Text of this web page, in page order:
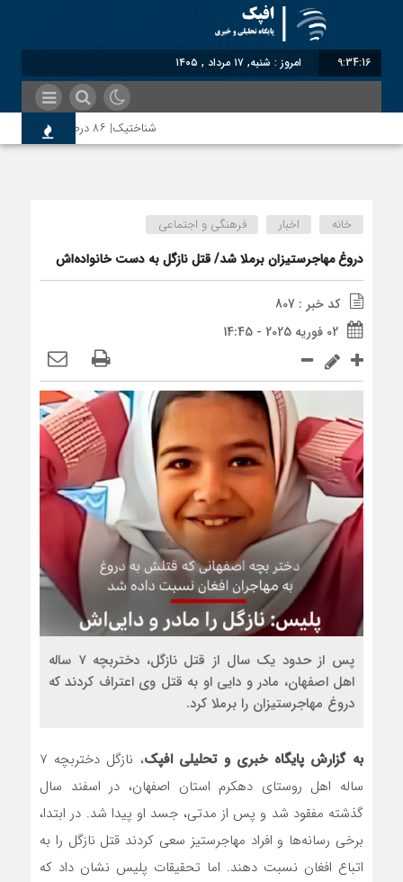
9:34:17 امروز : شنبه, ۱۷ مرداد , ۱۴۰۵
شناختیک| ۸۶ درصد مهاجران حامی ایران در جنگ؛ ۷۵ درصد مهاجران دولت چهاردهم را خیرخواه خود نمی‌دانند
اختصاصی| معطلی بار تاجران پشت
مذاکره تحمیلی، جنگ تحمیلی، صلح
خانه اخبار فرهنگی و اجتماعی
دروغ مهاجرستیزان برملا شد/ قتل نازگل به دست خانواده‌اش
کد خبر : 807
02 فوریه 2025 - 14:45
پس از حدود یک سال از قتل نازگل، دختربچه ۷ ساله
اهل اصفهان، مادر و دایی او به قتل وی اعتراف کردند که
دروغ مهاجرستیزان را برملا کرد.
به گزارش پایگاه خبری و تحلیلی افپک
، نازگل دختربچه ۷
ساله اهل روستای دهکرم استان اصفهان، در اسفند سال
گذشته مفقود شد و پس از مدتی، جسد او پیدا شد. در ابتدا،
برخی رسانه‌ها و افراد مهاجرستیز سعی کردند قتل نازگل را به
اتباع افغان نسبت دهند. اما تحقیقات پلیس نشان داد که